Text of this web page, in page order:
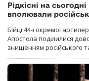
Рідкісні на
вполювали
Бійці 44-ї окремої
Апостола поділилися
знищенням російського